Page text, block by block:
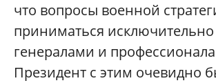
что вопросы военной
приниматься исключительно
генералами и
Президент с этим очевидно